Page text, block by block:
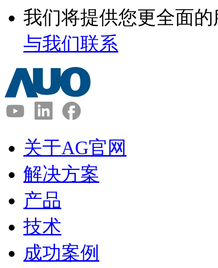
我们将提供您更全面的
与我们联系
关于AG官网
解决方案
产品
技术
成功案例